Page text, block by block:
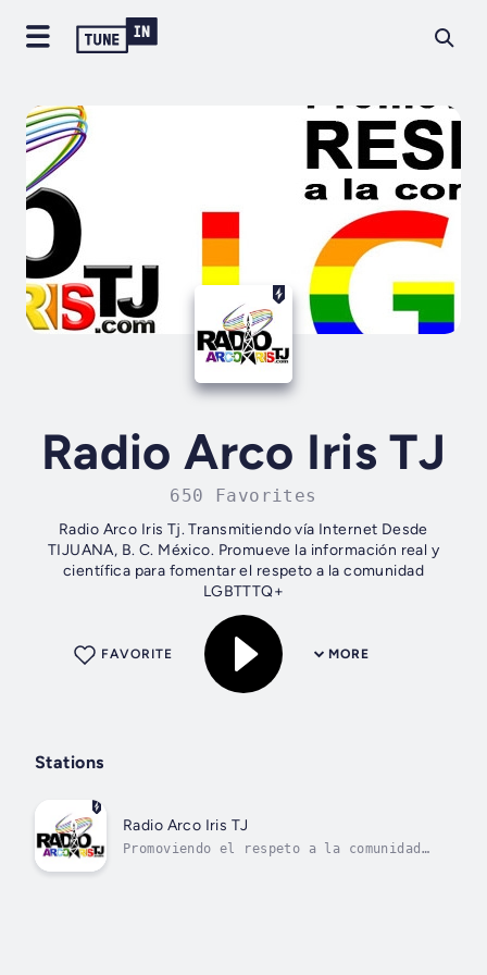
Radio Arco Iris TJ
650 Favorites
Radio Arco Iris Tj. Transmitiendo vía Internet Desde
TIJUANA, B. C. México. Promueve la información real y
científica para fomentar el respeto a la comunidad
LGBTTTQ+
MORE
FAVORITE
Stations
Radio Arco Iris TJ
Promoviendo el respeto a la comunidad